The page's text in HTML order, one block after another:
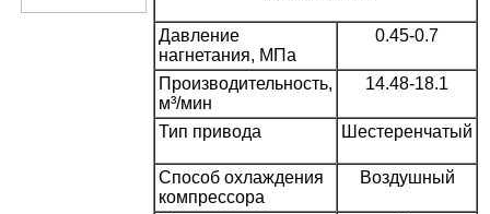
Давление
нагнетания, МПа
0.45-0.7
Производительность,
м³/мин
14.48-18.1
Тип привода Шестеренчатый
Способ охлаждения
компрессора
Воздушный